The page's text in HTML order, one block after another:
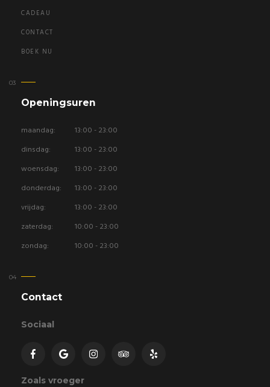
CADEAU
CONTACT
BOEK NU
Openingsuren
maandag:
13:00 - 23:00
dinsdag:
13:00 - 23:00
woensdag:
13:00 - 23:00
donderdag:
13:00 - 23:00
vrijdag:
13:00 - 23:00
zaterdag:
10:00 - 23:00
zondag:
10:00 - 23:00
Contact
Sociaal
Zoals vroeger